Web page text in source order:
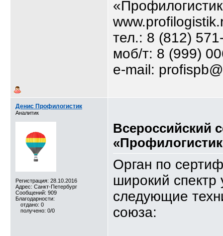
тел.: 8 (812)
моб/т: 8 (999)
e-mail:
Денис Профилогистик
Аналитик
Регистрация: 28.10.2016
Адрес: Санкт-Петербург
Сообщений: 909
Благодарности:
отдано: 0
получено: 0/0
Всероссийский
Орган по
широкий спектр
следующие
союза: